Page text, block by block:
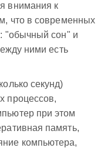
внимания к
что в современных
"обычный сон" и
ними есть
секунд)
процессов,
при этом
память,
компьютера,